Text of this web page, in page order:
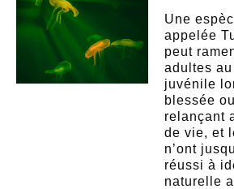
Une
appelée
peut
adultes
juvénile
blessée
relançant
de vie, et
n’ont
réussi à
naturelle